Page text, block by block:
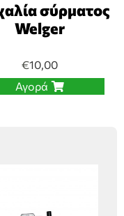
σύρματος
Welger
€10,00
Αγορά